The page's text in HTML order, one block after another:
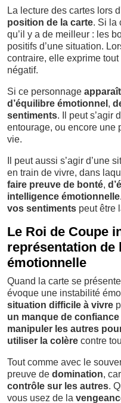
La lecture des cartes lors
position de la carte. Si la
qu’il y a de meilleur : les
positifs d’une situation.
contraire, elle exprime tout
négatif.
Si ce personnage
d’équilibre émotionnel ,
sentiments. Il peut s’agir
entourage, ou encore une
vie.
Il peut aussi s’agir d’une
en train de vivre, dans
faire preuve de bonté,
intelligence émotionnelle.
vos sentiments peut être
Le Roi de Coupe
représentation de
émotionnelle
Quand la carte se
évoque une instabilité
situation difficile à vivre
un manque de confiance
manipuler les autres
utiliser la colère contre
Tout comme avec le
preuve de domination,
contrôle sur les autres.
vous usez de la